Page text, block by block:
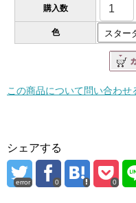
購入数
色
この商品について問い合わせ
シェアする
error 0 0